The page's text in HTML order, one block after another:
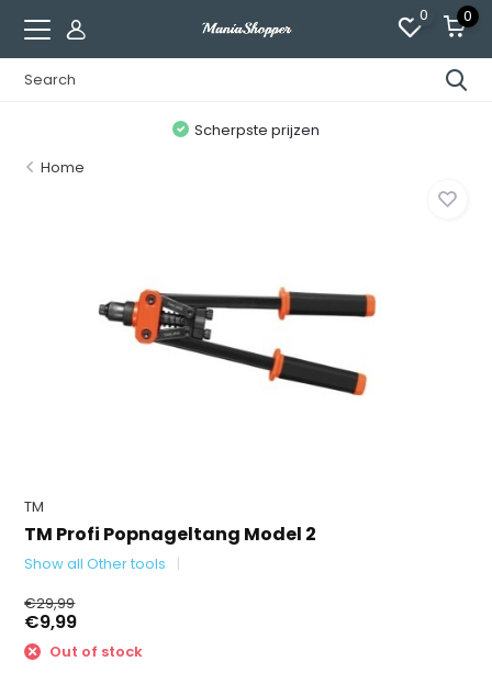
0 0
Scherpste prijzen
Home
TM
TM Profi Popnageltang Model 2
Show all Other tools
€29,99
€9,99
Out of stock